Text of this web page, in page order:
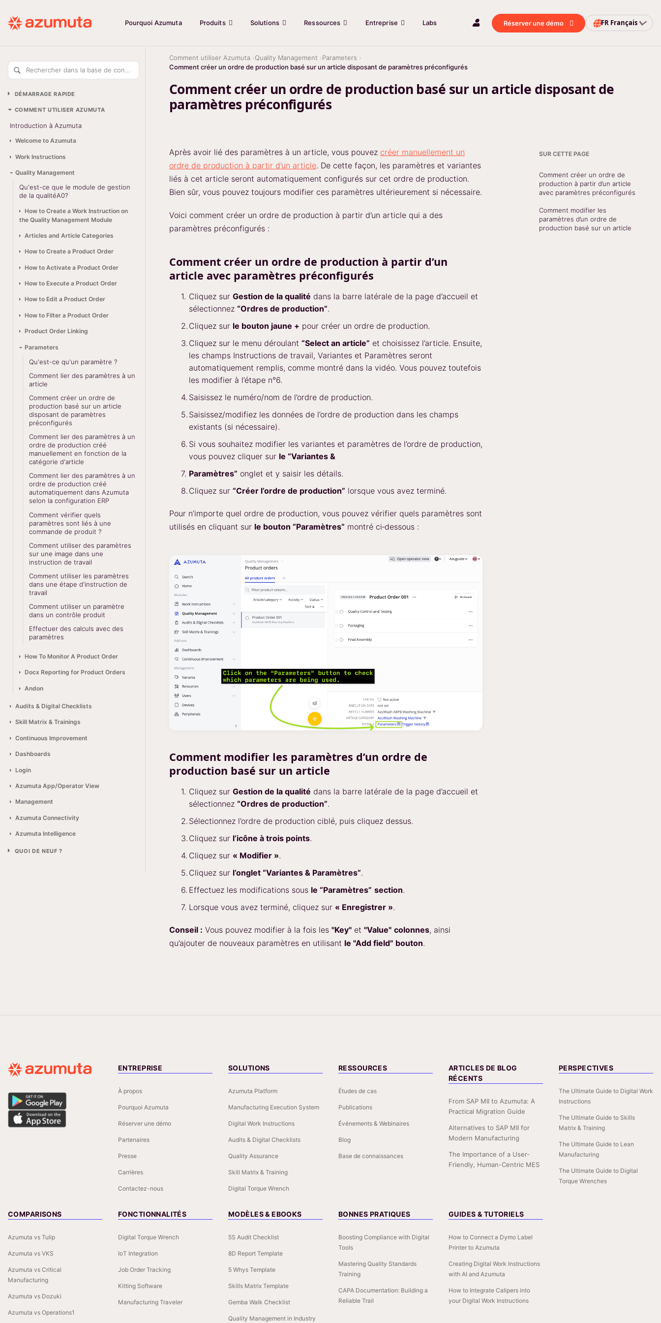
Pourquoi Azumuta Produits Solutions Ressources Entreprise Labs Réserver une démo FR Français
DÉMARRAGE RAPIDE
COMMENT UTILISER AZUMUTA
Introduction à Azumuta
Welcome to Azumuta
Work Instructions
Quality Management
Qu'est-ce que le module de gestion
de la qualitéA0?
How to Create a Work Instruction on
the Quality Management Module
Articles and Article Categories
How to Create a Product Order
How to Activate a Product Order
How to Execute a Product Order
How to Edit a Product Order
How to Filter a Product Order
Product Order Linking
Parameters
Qu'est-ce qu'un paramètre ?
Comment lier des paramètres à un
article
Comment créer un ordre de
production basé sur un article
disposant de paramètres
préconfigurés
Comment lier des paramètres à un
ordre de production créé
manuellement en fonction de la
catégorie d'article
Comment lier des paramètres à un
ordre de production créé
automatiquement dans Azumuta
selon la configuration ERP
Comment vérifier quels
paramètres sont liés à une
commande de produit ?
Comment utiliser des paramètres
sur une image dans une
instruction de travail
Comment utiliser les paramètres
dans une étape d'instruction de
travail
Comment utiliser un paramètre
dans un contrôle produit
Effectuer des calculs avec des
paramètres
How To Monitor A Product Order
Docx Reporting for Product Orders
Andon
Audits & Digital Checklists
Skill Matrix & Trainings
Continuous Improvement
Dashboards
Login
Azumuta App/Operator View
Management
Azumuta Connectivity
Azumuta Intelligence
QUOI DE NEUF ?
Comment utiliser Azumuta Quality Management
Parameters
Comment créer un ordre de production basé sur un article disposant de paramètres préconfigurés
Comment créer un ordre de production basé sur un article disposant de
paramètres préconfigurés
Après avoir lié des paramètres à un article, vous pouvez créer manuellement un
ordre de production à partir d’un article. De cette façon, les paramètres et variantes
liés à cet article seront automatiquement configurés sur cet ordre de production.
Bien sûr, vous pouvez toujours modifier ces paramètres ultérieurement si nécessaire.
Voici comment créer un ordre de production à partir d’un article qui a des
paramètres préconfigurés :
Comment créer un ordre de production à partir d’un
article avec paramètres préconfigurés
Cliquez sur Gestion de la qualité dans la barre latérale de la page d’accueil et
sélectionnez “Ordres de production”.
Cliquez sur le bouton jaune + pour créer un ordre de production.
Cliquez sur le menu déroulant “Select an article” et choisissez l’article. Ensuite,
les champs Instructions de travail, Variantes et Paramètres seront
automatiquement remplis, comme montré dans la vidéo. Vous pouvez toutefois
les modifier à l’étape n°6.
Saisissez le numéro/nom de l’ordre de production.
Saisissez/modifiez les données de l’ordre de production dans les champs
existants (si nécessaire).
Si vous souhaitez modifier les variantes et paramètres de l’ordre de production,
vous pouvez cliquer sur le “Variantes &
Paramètres” onglet et y saisir les détails.
Cliquez sur “Créer l’ordre de production” lorsque vous avez terminé.
Pour n’importe quel ordre de production, vous pouvez vérifier quels paramètres sont
utilisés en cliquant sur le bouton “Paramètres” montré ci‑dessous :
Comment modifier les paramètres d’un ordre de
production basé sur un article
Cliquez sur Gestion de la qualité dans la barre latérale de la page d’accueil et
sélectionnez “Ordres de production”.
Sélectionnez l’ordre de production ciblé, puis cliquez dessus.
Cliquez sur l’icône à trois points.
Cliquez sur « Modifier ».
Cliquez sur l’onglet “Variantes & Paramètres”.
Effectuez les modifications sous le “Paramètres” section.
Lorsque vous avez terminé, cliquez sur « Enregistrer ».
Conseil : Vous pouvez modifier à la fois les "Key" et "Value" colonnes, ainsi
qu’ajouter de nouveaux paramètres en utilisant le "Add field" bouton.
SUR CETTE PAGE
Comment créer un ordre de
production à partir d’un article
avec paramètres préconfigurés
Comment modifier les
paramètres d’un ordre de
production basé sur un article
ENTREPRISE
À propos
Pourquoi Azumuta
Réserver une démo
Partenaires
Presse
Carrières
Contactez-nous
SOLUTIONS
Azumuta Platform
Manufacturing Execution System
Digital Work Instructions
Audits & Digital Checklists
Quality Assurance
Skill Matrix & Training
Digital Torque Wrench
RESSOURCES
Études de cas
Publications
Événements & Webinaires
Blog
Base de connaissances
ARTICLES DE BLOG
RÉCENTS
From SAP MII to Azumuta: A
Practical Migration Guide
Alternatives to SAP MII for
Modern Manufacturing
The Importance of a User-
Friendly, Human-Centric MES
PERSPECTIVES
The Ultimate Guide to Digital Work
Instructions
The Ultimate Guide to Skills
Matrix & Training
The Ultimate Guide to Lean
Manufacturing
The Ultimate Guide to Digital
Torque Wrenches
COMPARISONS
Azumuta vs Tulip
Azumuta vs VKS
Azumuta vs Critical
Manufacturing
Azumuta vs Dozuki
Azumuta vs Operations1
FONCTIONNALITÉS
Digital Torque Wrench
IoT Integration
Job Order Tracking
Kitting Software
Manufacturing Traveler
MODÈLES & EBOOKS
5S Audit Checklist
8D Report Template
5 Whys Template
Skills Matrix Template
Gemba Walk Checklist
Quality Management in Industry
BONNES PRATIQUES
Boosting Compliance with Digital
Tools
Mastering Quality Standards
Training
CAPA Documentation: Building a
Reliable Trail
GUIDES & TUTORIELS
How to Connect a Dymo Label
Printer to Azumuta
Creating Digital Work Instructions
with AI and Azumuta
How to Integrate Calipers into
your Digital Work Instructions